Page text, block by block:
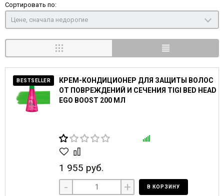
Сортировать по:
Цене, сначала недорогие
BESTSELLER
КРЕМ-КОНДИЦИОНЕР ДЛЯ ЗАЩИТЫ ВОЛОС
ОТ ПОВРЕЖДЕНИЙ И СЕЧЕНИЯ TIGI BED HEAD
EGO BOOST 200 МЛ
1 955 руб.
- + В КОРЗИНУ